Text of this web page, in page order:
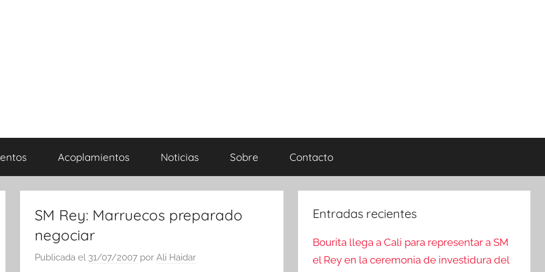
Acoplamientos Noticias Sobre Contacto
SM Rey: Marruecos preparado
negociar
Publicada el 31/07/2007 porAli Haidar
Entradas recientes
Bourita llega a Cali para representar a SM
el Rey en la ceremonia de investidura del